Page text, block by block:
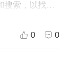
搜索，以找到
0 0